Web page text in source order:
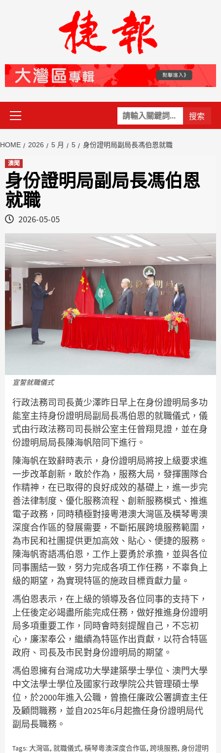
關
鍵
Primary
Menu
HOME 2026 5 月 5 身份證明局副局長馮伯恩就職
澳聞
身份證明局副局長馮伯恩
就職
2026-05-05
宣誓就職儀式
行政法務司司長黃少澤昨日早上在身份證明局多功
能室主持身份證明局副局長馮伯恩的就職儀式，儀
式由行政法務司司長辦公室主任曾翔見證，並在身
份證明局局長陳海帆陪同下進行。
陳海帆在致辭時表示，身份證明局將按上級要求進
一步改革創新，敢於作為，服務大局，發揮團隊合
作精神，在已取得的良好成效的基礎上，進一步完
善法律制度、優化服務流程、創新服務模式、推進
電子政務，同時積極對接粵港澳大灣區及橫琴粵澳
深度合作區的發展需要，不斷拓展跨境服務範圍，
為市民和社團提供更加高效、貼心、便捷的服務。
陳海帆寄語馮伯恩，工作上要勇於承擔，並與各位
同事團結一致，努力完成各項工作任務，不辜負上
級的期望，為實現特區的施政目標貢獻力量。
馮伯恩表示，在上級的領導及各位同事的支持下，
上任後定必竭盡所能完成任務，做好推進身份證明
局多項重要工作，同時會時刻提醒自己，不忘初
心，廉潔奉公，繼續為特區作出貢獻，以符合特區
政府、司長及市民對身份證明局的期望。
馮伯恩擁有台灣成功大學建築學士學位、澳門大學
中文法學士學位及國家行政學院公共管理碩士學
位，於2000年進入公職，曾擔任廉政公署調查主任
及顧問職務，並自2025年6月起擔任身份證明局代
副局長職務。
Tags: 大灣區, 就職儀式, 橫琴粵澳深度合作區, 跨境服務, 身份證明